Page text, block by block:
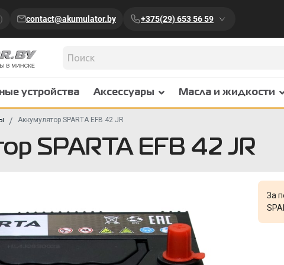
contact@akumulator.by +375(29) 653 56 59
устройства Аксессуары Масла и жидкости
Аккумулятор SPARTA EFB 42 JR
SPARTA EFB 42 JR
За